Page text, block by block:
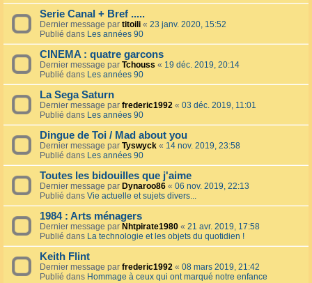
Serie Canal + Bref .....
Dernier message par titoili « 23 janv. 2020, 15:52
Publié dans Les années 90
CINEMA : quatre garcons
Dernier message par Tchouss « 19 déc. 2019, 20:14
Publié dans Les années 90
La Sega Saturn
Dernier message par frederic1992 « 03 déc. 2019, 11:01
Publié dans Les années 90
Dingue de Toi / Mad about you
Dernier message par Tyswyck « 14 nov. 2019, 23:58
Publié dans Les années 90
Toutes les bidouilles que j'aime
Dernier message par Dynaroo86 « 06 nov. 2019, 22:13
Publié dans Vie actuelle et sujets divers...
1984 : Arts ménagers
Dernier message par Nhtpirate1980 « 21 avr. 2019, 17:58
Publié dans La technologie et les objets du quotidien !
Keith Flint
Dernier message par frederic1992 « 08 mars 2019, 21:42
Publié dans Hommage à ceux qui ont marqué notre enfance